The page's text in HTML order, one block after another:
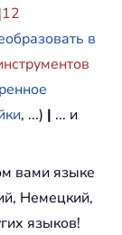
12
в
, ...) | ... и
вами языке
Немецкий,
языков!